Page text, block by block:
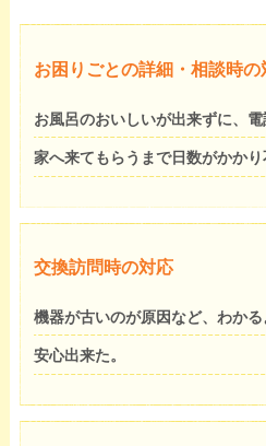
お困りごとの詳細・相談時の
お風呂のおいしいが出来ずに、電
家へ来てもらうまで日数がかかり
交換訪問時の対応
機器が古いのが原因など、わか
安心出来た。